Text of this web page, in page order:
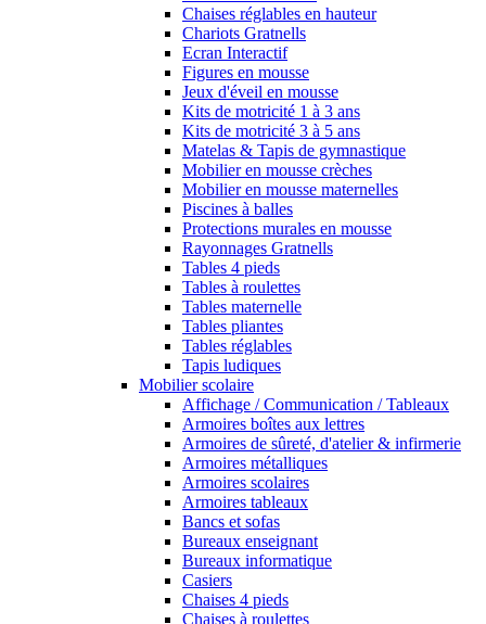
Chaises réglables en hauteur
Chariots Gratnells
Ecran Interactif
Figures en mousse
Jeux d'éveil en mousse
Kits de motricité 1 à 3 ans
Kits de motricité 3 à 5 ans
Matelas & Tapis de gymnastique
Mobilier en mousse crèches
Mobilier en mousse maternelles
Piscines à balles
Protections murales en mousse
Rayonnages Gratnells
Tables 4 pieds
Tables à roulettes
Tables maternelle
Tables pliantes
Tables réglables
Tapis ludiques
Mobilier scolaire
Affichage / Communication / Tableaux
Armoires boîtes aux lettres
Armoires de sûreté, d'atelier & infirmerie
Armoires métalliques
Armoires scolaires
Armoires tableaux
Bancs et sofas
Bureaux enseignant
Bureaux informatique
Casiers
Chaises 4 pieds
Chaises à roulettes